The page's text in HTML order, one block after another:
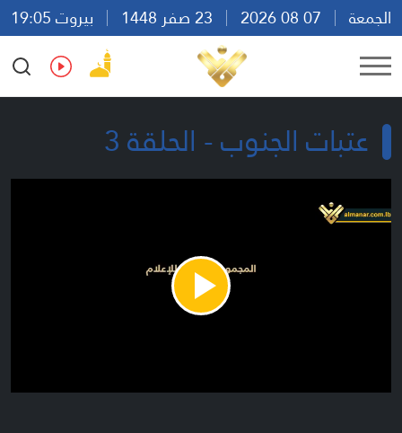
الجمعة
بيروت 19:05
Ar
En Fr Es
عتبات الجنوب - الحلقة 3
Play
Video